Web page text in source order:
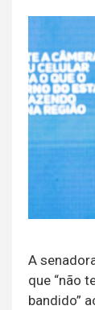
A
que “não
bandido”